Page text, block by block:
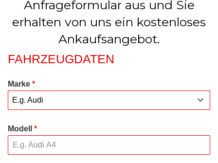
Anfrageformular aus und Sie
erhalten von uns ein kostenloses
Ankaufsangebot.
FAHRZEUGDATEN
Marke *
E.g. Audi
Modell *